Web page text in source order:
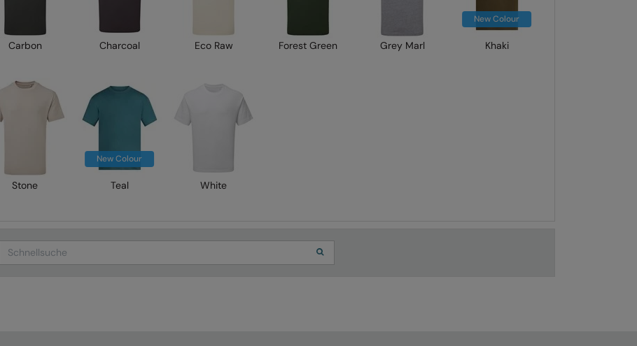
Carbon Charcoal Eco Raw Forest Green Grey Marl
New Colour
Khaki
Stone
New Colour
Teal White
Search